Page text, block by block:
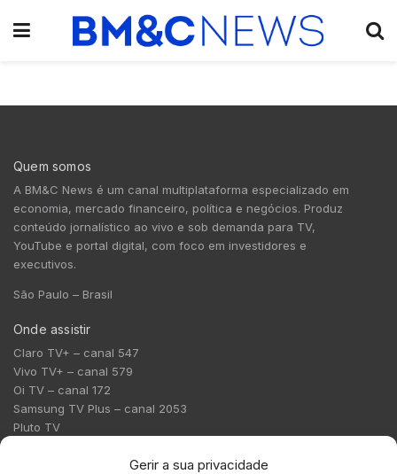
Gerir a sua privacidade
Quem somos
A BM&C News é um canal multiplataforma especializado em
economia, mercado financeiro, política e negócios. Produz
conteúdo jornalístico ao vivo e sob demanda para TV,
YouTube e portal digital, com foco em investidores e
executivos.
São Paulo – Brasil
Onde assistir
Claro TV+ – canal 547
Vivo TV+ – canal 579
Oi TV – canal 172
Samsung TV Plus – canal 2053
Pluto TV